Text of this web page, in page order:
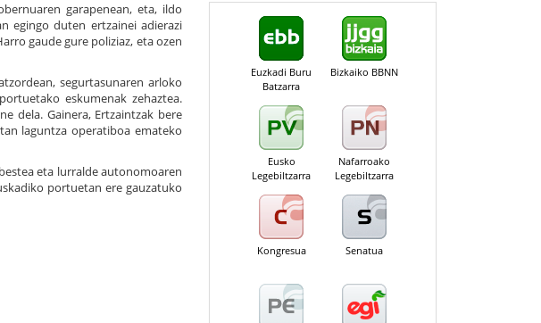
garapenean, eta, ildo
egingo duten ertzainei adierazi
gaude gure poliziaz, eta ozen
segurtasunaren arloko
eskumenak zehaztea.
dela. Gainera, Ertzaintzak bere
laguntza operatiboa emateko
eta lurralde autonomoaren
portuetan ere gauzatuko
Euzkadi Buru
Batzarra
Bizkaiko BBNN
Eusko
Legebiltzarra
Nafarroako
Legebiltzarra
Kongresua Senatua